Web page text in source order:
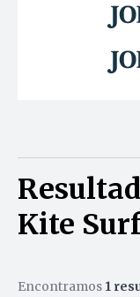
Kite
Encontramos 1